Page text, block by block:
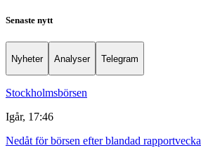
Senaste nytt
Nyheter Analyser Telegram
Stockholmsbörsen
Igår, 17:46
Nedåt för börsen efter blandad rapportvecka